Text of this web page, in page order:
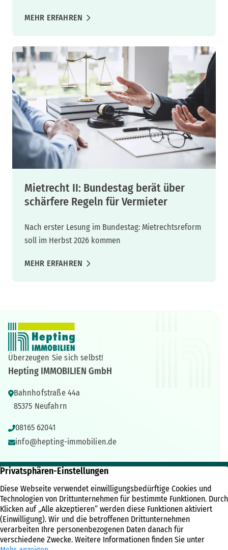
MEHR ERFAHREN
Mietrecht II: Bundestag berät über
schärfere Regeln für Vermieter
Nach erster Lesung im Bundestag: Mietrechtsreform
soll im Herbst 2026 kommen
MEHR ERFAHREN
Überzeugen Sie sich selbst!
Hepting IMMOBILIEN GmbH
Bahnhofstraße 44a
85375 Neufahrn
08165 62041
info@hepting-immobilien.de
IMMOBILIEN
Immobilienangebote
Referenzen
Immobilien News
ÜBER UNS
Unternehmen
Kundenbewertungen
Team
RECHTLICHES
Kontakt
Impressum
Datenschutz